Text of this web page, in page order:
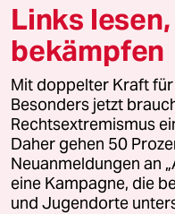
Stellen
Presse
Unterstützen
Links
bekämpfen
Mit doppelter Kraft
Besonders jetzt
Rechtsextremismus
Daher gehen 50
Neuanmeldungen an
eine Kampagne, die
und Jugendorte